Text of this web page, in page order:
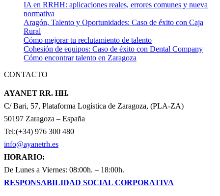
IA en RRHH: aplicaciones reales, errores comunes y nueva
normativa
Aragón, Talento y Oportunidades: Caso de éxito con Caja
Rural
Cómo mejorar tu reclutamiento de talento
Cohesión de equipos: Caso de éxito con Dental Company
Cómo encontrar talento en Zaragoza
CONTACTO
AYANET RR. HH.
C/ Bari, 57, Plataforma Logística de Zaragoza, (PLA-ZA)
50197 Zaragoza – España
Tel:(+34) 976 300 480
info@ayanetrh.es
HORARIO:
De Lunes a Viernes: 08:00h. – 18:00h.
RESPONSABILIDAD SOCIAL CORPORATIVA